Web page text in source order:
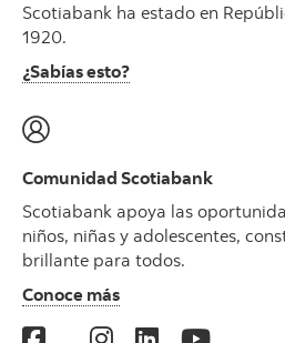
Scotiabank ha estado en
1920.
¿Sabías esto?
Comunidad Scotiabank
Scotiabank apoya las
niños, niñas y adolescentes,
brillante para todos.
Conoce más